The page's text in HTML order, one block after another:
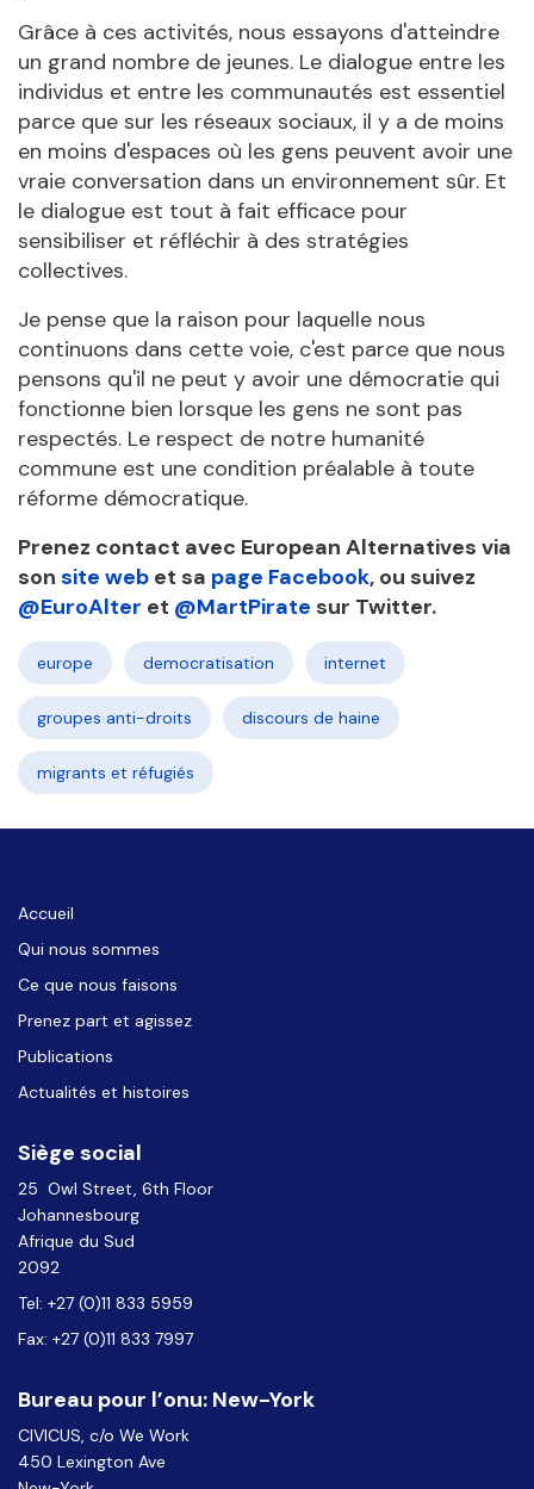
Grâce à ces activités, nous essayons d'atteindre
un grand nombre de jeunes. Le dialogue entre les
individus et entre les communautés est essentiel
parce que sur les réseaux sociaux, il y a de moins
en moins d'espaces où les gens peuvent avoir une
vraie conversation dans un environnement sûr. Et
le dialogue est tout à fait efficace pour
sensibiliser et réfléchir à des stratégies
collectives.
Je pense que la raison pour laquelle nous
continuons dans cette voie, c'est parce que nous
pensons qu'il ne peut y avoir une démocratie qui
fonctionne bien lorsque les gens ne sont pas
respectés. Le respect de notre humanité
commune est une condition préalable à toute
réforme démocratique.
Prenez contact avec European Alternatives via
son site web et sa page Facebook, ou suivez
@EuroAlter et @MartPirate sur Twitter.
europe democratisation internet
groupes anti-droits discours de haine
migrants et réfugiés
Accueil
Qui nous sommes
Ce que nous faisons
Prenez part et agissez
Publications
Actualités et histoires
Siège social
25 Owl Street, 6th Floor
Johannesbourg
Afrique du Sud
2092
Tel: +27 (0)11 833 5959
Fax: +27 (0)11 833 7997
Bureau pour l’onu: New-York
CIVICUS, c/o We Work
450 Lexington Ave